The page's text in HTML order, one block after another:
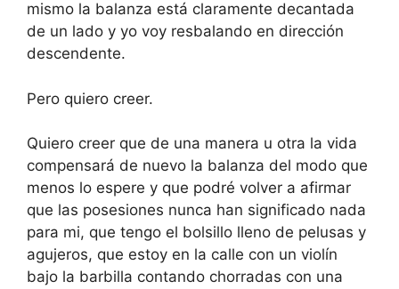
mismo la balanza está claramente decantada
de un lado y yo voy resbalando en dirección
descendente.
Pero quiero creer.
Quiero creer que de una manera u otra la vida
compensará de nuevo la balanza del modo que
menos lo espere y que podré volver a afirmar
que las posesiones nunca han significado nada
para mi, que tengo el bolsillo lleno de pelusas y
agujeros, que estoy en la calle con un violín
bajo la barbilla contando chorradas con una